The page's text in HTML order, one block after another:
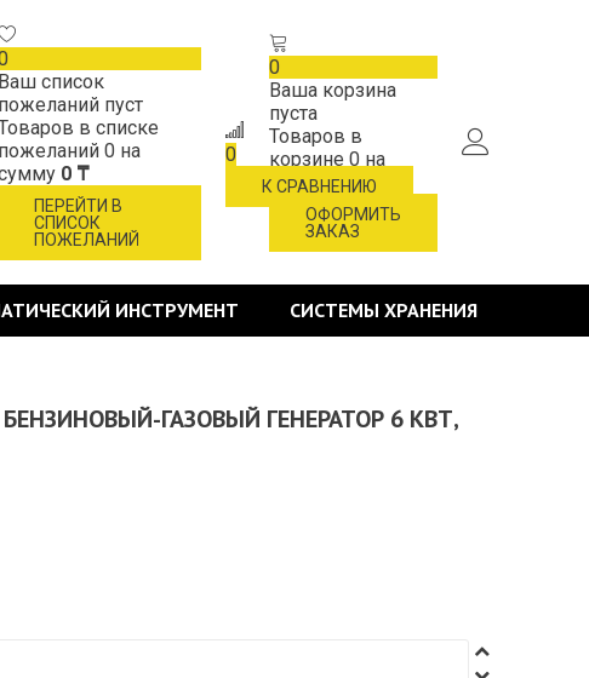
Ваш список
пожеланий пуст
в списке
пожеланий 0 на
0 ₸
ПЕРЕЙТИ В
СПИСОК
ПОЖЕЛАНИЙ
0
К СРАВНЕНИЮ
0
Ваша корзина
пуста
Товаров в
корзине 0 на
сумму0 ₸
ОФОРМИТЬ
ЗАКАЗ
ИНСТРУМЕНТ СИСТЕМЫ ХРАНЕНИЯ
БЕНЗИНОВЫЙ-ГАЗОВЫЙ ГЕНЕРАТОР 6 КВТ,